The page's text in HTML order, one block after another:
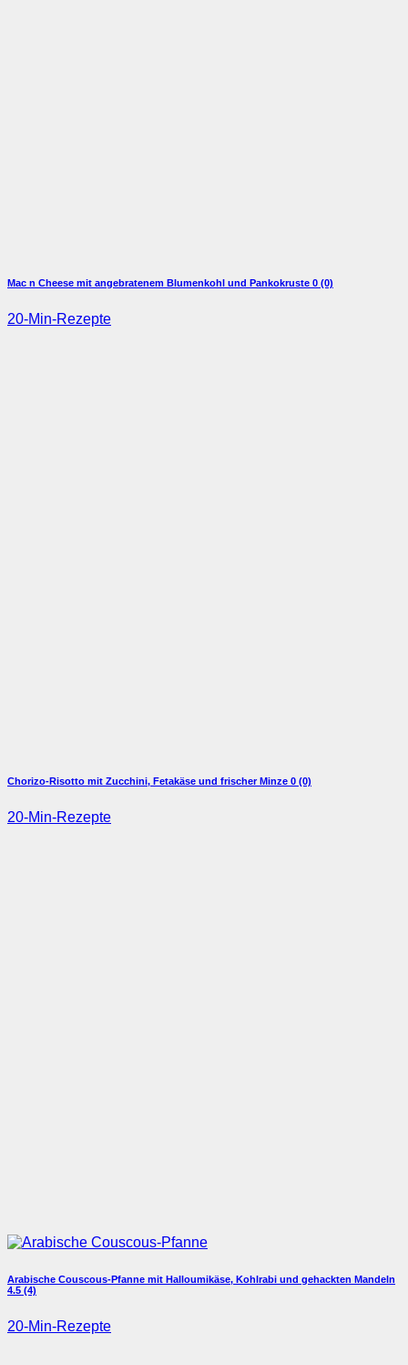
Mac n Cheese mit angebratenem Blumenkohl und Pankokruste 0 (0)
20-Min-Rezepte
Chorizo-Risotto mit Zucchini, Fetakäse und frischer Minze 0 (0)
20-Min-Rezepte
Arabische Couscous-Pfanne mit Halloumikäse, Kohlrabi und gehackten Mandeln
4.5 (4)
20-Min-Rezepte